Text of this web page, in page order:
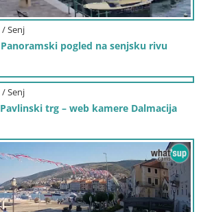
Senj
pogled na senjsku rivu
Senj
trg – web kamere Dalmacija